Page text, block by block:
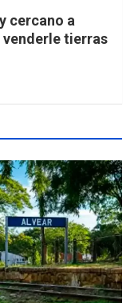
cercano a
tierras